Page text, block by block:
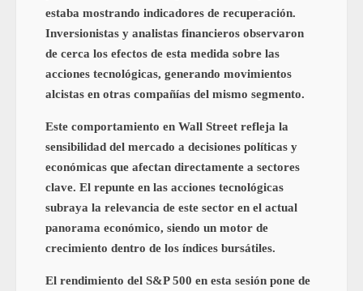
estaba mostrando indicadores de recuperación.
Inversionistas y analistas financieros observaron
de cerca los efectos de esta medida sobre las
acciones tecnológicas, generando movimientos
alcistas en otras compañías del mismo segmento.
Este comportamiento en Wall Street refleja la
sensibilidad del mercado a decisiones políticas y
económicas que afectan directamente a sectores
clave. El repunte en las acciones tecnológicas
subraya la relevancia de este sector en el actual
panorama económico, siendo un motor de
crecimiento dentro de los índices bursátiles.
El rendimiento del S&P 500 en esta sesión pone de